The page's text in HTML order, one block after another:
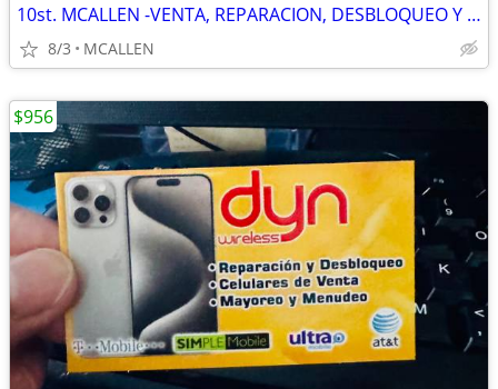
10st. MCALLEN -VENTA, REPARACION, DESBLOQUEO Y COMPPRA de TELEFONOS...
8/3 MCALLEN
$956